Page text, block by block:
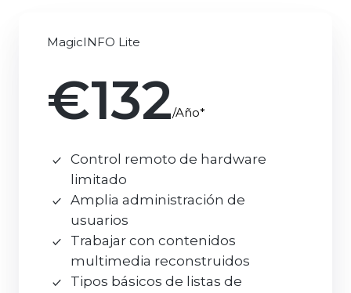
MagicINFO Lite
€132/Año*
Control remoto de hardware
limitado
Amplia administración de
usuarios
Trabajar con contenidos
multimedia reconstruidos
Tipos básicos de listas de